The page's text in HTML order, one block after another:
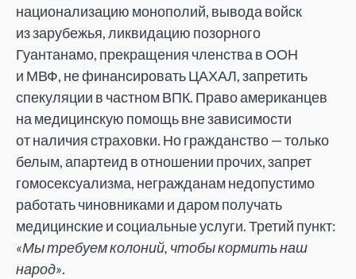
национализацию монополий, вывода войск
иззарубежья, ликвидацию позорного
Гуантанамо, прекращения членства в ООН
и МВФ, нефинансировать ЦАХАЛ, запретить
спекуляции в частном ВПК. Право американцев
намедицинскую помощь вне зависимости
отналичия страховки. Ногражданство—только
белым, апартеид вотношении прочих, запрет
гомосексуализма, негражданам недопустимо
работать чиновниками идаром получать
медицинские исоциальные услуги. Третий пункт:
«Мытребуем колоний, чтобы кормить наш
народ».